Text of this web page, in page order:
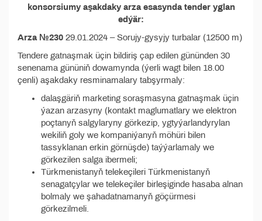
konsorsiumy aşakdaky arza esasynda tender yglan
edýär:
Arza №230 29.01.2024 – Sorujy-gysyjy turbalar (12500 m)
Tendere gatnaşmak üçin bildiriş çap edilen gününden 30
senenama gününiň dowamynda (ýerli wagt bilen 18.00
çenli) aşakdaky resminamalary tabşyrmaly:
dalaşgäriň marketing soraşmasyna gatnaşmak üçin
ýazan arzasyny (kontakt maglumatlary we elektron
poçtanyň salgylaryny görkezip, ygtyýarlandyrylan
wekiliň goly we kompaniýanyň möhüri bilen
tassyklanan erkin görnüşde) taýýarlamaly we
görkezilen salga ibermeli;
Türkmenistanyň telekeçileri Türkmenistanyň
senagatçylar we telekeçiler birleşiginde hasaba alnan
bolmaly we şahadatnamanyň göçürmesi
görkezilmeli.